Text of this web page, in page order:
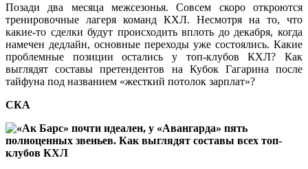
Позади два месяца межсезонья. Совсем скоро откроются
тренировочные лагеря команд КХЛ. Несмотря на то, что
какие-то сделки будут происходить вплоть до декабря, когда
намечен дедлайн, основные переходы уже состоялись. Какие
проблемные позиции остались у топ-клубов КХЛ? Как
выглядят составы претендентов на Кубок Гагарина после
тайфуна под названием «жесткий потолок зарплат»?
СКА